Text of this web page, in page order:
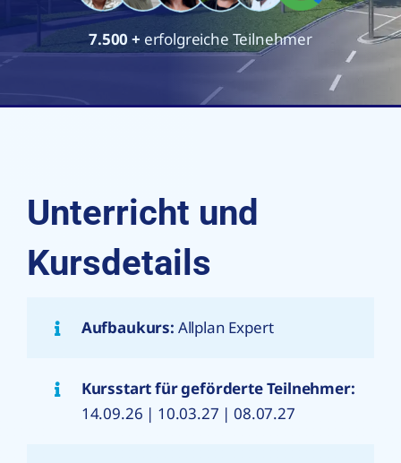
7.500 + erfolgreiche Teilnehmer
Unterricht und
Kursdetails
Aufbaukurs: Allplan Expert
Kursstart für geförderte Teilnehmer:
14.09.26 | 10.03.27 | 08.07.27